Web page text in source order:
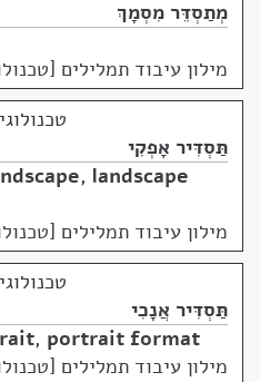
מְתַסְדֵּר מִסְמָךְ
מילון עיבוד תמלילים
תַּסְדִּיר אָפְקִי
, landscape
מילון עיבוד תמלילים
תַּסְדִּיר אֲנָכִי
, portrait format
מילון עיבוד תמלילים